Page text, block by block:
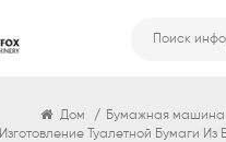
Дом / Бумажная машина
Изготовление Туалетной Бумаги Из